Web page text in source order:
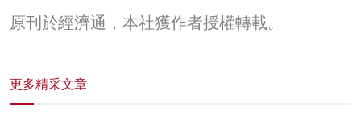
原刊於經濟通，本社獲作者授權轉載。
更多精采文章